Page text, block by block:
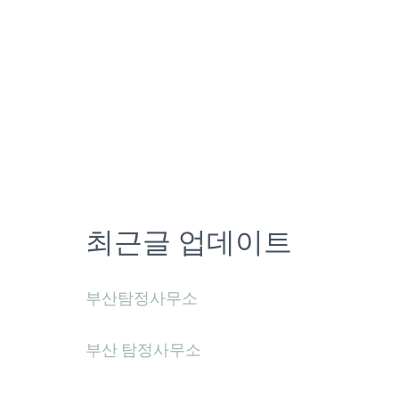
최근글 업데이트
부산탐정사무소
부산 탐정사무소